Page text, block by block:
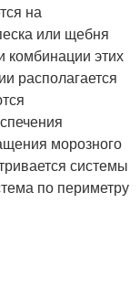
на
или щебня
комбинации этих
располагается
морозного
системы
по периметру